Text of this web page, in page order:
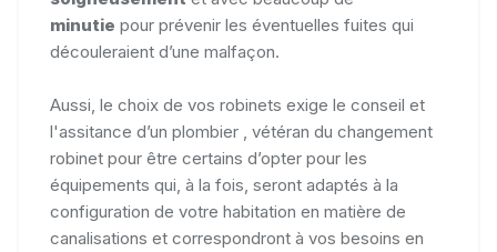
minutie pour prévenir les éventuelles fuites qui
découleraient d’une malfaçon.
Aussi, le choix de vos robinets exige le conseil et
l'assitance d’un plombier , vétéran du changement
robinet pour être certains d’opter pour les
équipements qui, à la fois, seront adaptés à la
configuration de votre habitation en matière de
canalisations et correspondront à vos besoins en